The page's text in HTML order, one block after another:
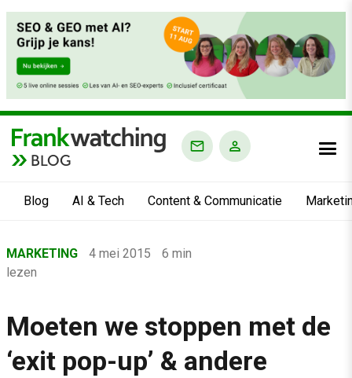
BLOG
Blog AI & Tech Content & Communicatie
›
Marketing
MARKETING 4 mei 2015
6 min
lezen
Moeten we stoppen met de
‘exit pop-up’ & andere